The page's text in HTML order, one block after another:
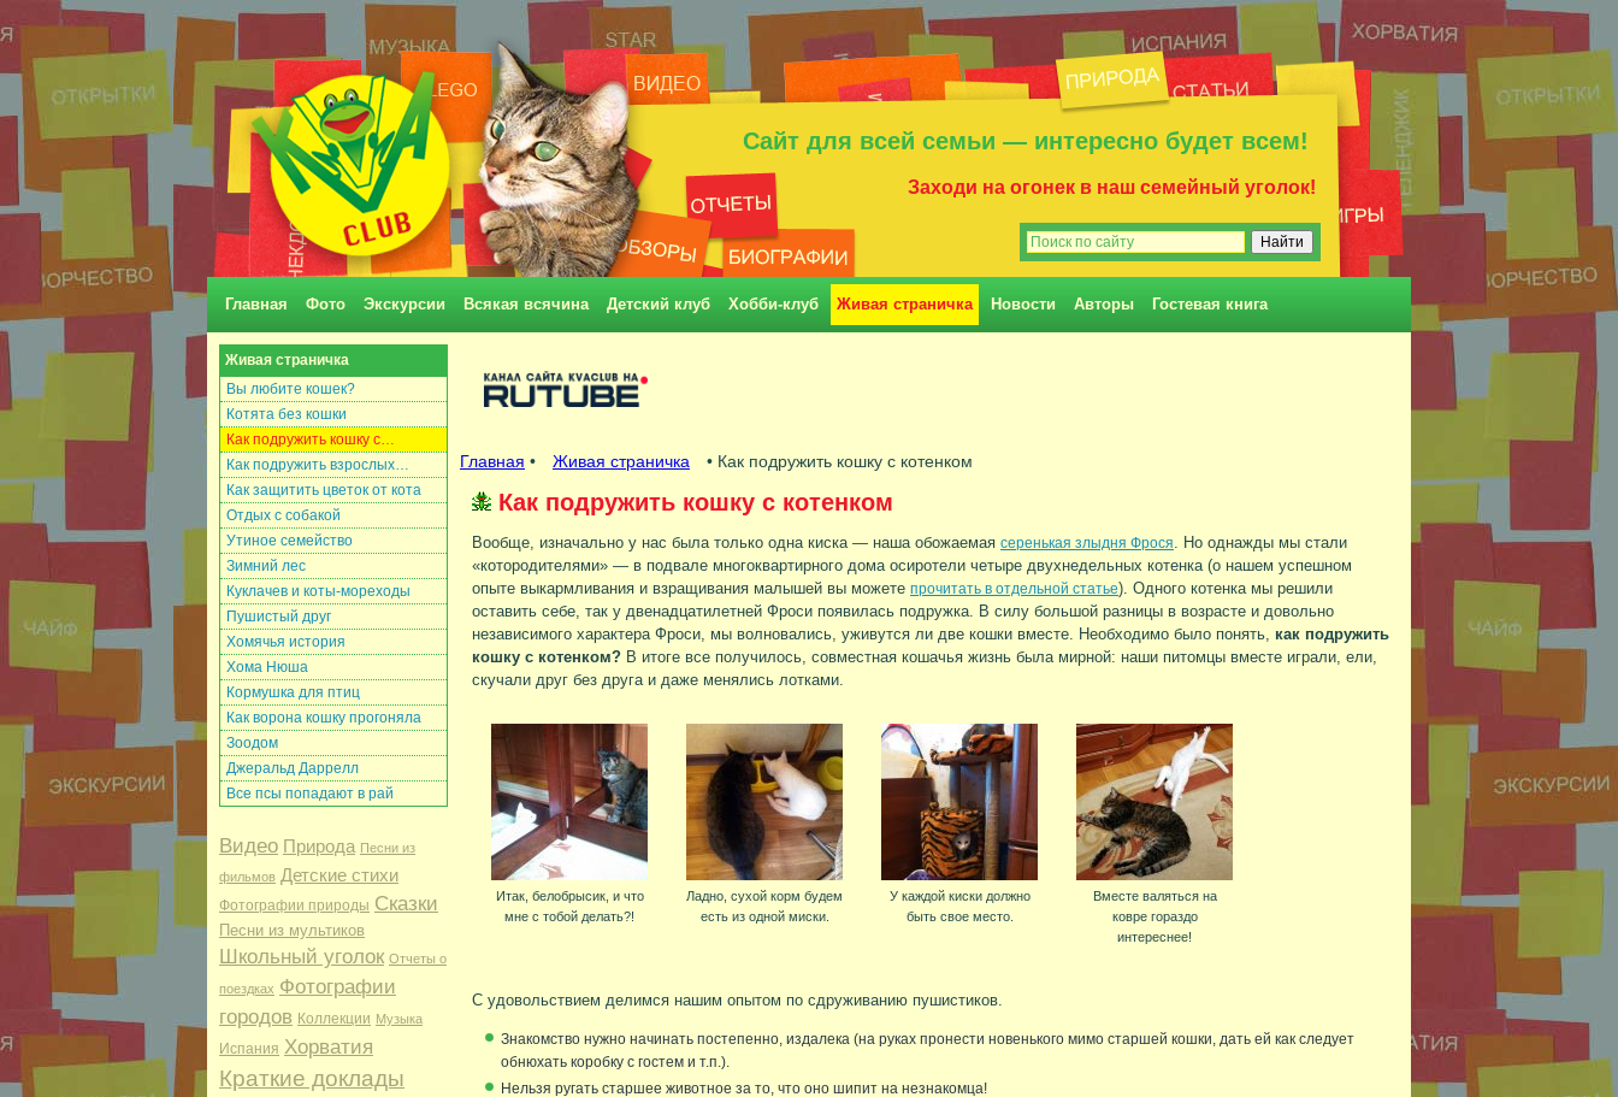
Сайт для всей семьи — интересно будет всем!
Заходи на огонек в наш семейный уголок!
Главная Фото Экскурсии Всякая всячина Детский клуб Хобби-клуб Живая страничка Новости Авторы Гостевая книга
Живая страничка
Вы любите кошек?
Котята без кошки
Как подружить кошку с…
Как подружить взрослых…
Как защитить цветок от кота
Отдых с собакой
Утиное семейство
Зимний лес
Куклачев и коты-мореходы
Пушистый друг
Хомячья история
Хома Нюша
Кормушка для птиц
Как ворона кошку прогоняла
Зоодом
Джеральд Даррелл
Все псы попадают в рай
Видео Природа Песни из
фильмов Детские стихи
Фотографии природы Сказки
Песни из мультиков
Школьный уголок Отчеты о
поездках Фотографии
городов Коллекции Музыка
Испания Хорватия
Краткие доклады
Главная • Живая страничка • Как подружить кошку с котенком
Как подружить кошку с котенком
Вообще, изначально у нас была только одна киска — наша обожаемая серенькая злыдня Фрося. Но однажды мы стали
«котородителями» — в подвале многоквартирного дома осиротели четыре двухнедельных котенка (о нашем успешном
опыте выкармливания и взращивания малышей вы можете прочитать в отдельной статье). Одного котенка мы решили
оставить себе, так у двенадцатилетней Фроси появилась подружка. В силу большой разницы в возрасте и довольно
независимого характера Фроси, мы волновались, уживутся ли две кошки вместе. Необходимо было понять, как подружить
кошку с котенком? В итоге все получилось, совместная кошачья жизнь была мирной: наши питомцы вместе играли, ели,
скучали друг без друга и даже менялись лотками.
Итак, белобрысик, и что
мне с тобой делать?!
Ладно, сухой корм будем
есть из одной миски.
У каждой киски должно
быть свое место.
Вместе валяться на
ковре гораздо
интереснее!
С удовольствием делимся нашим опытом по сдруживанию пушистиков.
Знакомство нужно начинать постепенно, издалека (на руках пронести новенького мимо старшей кошки, дать ей как следует
обнюхать коробку с гостем и т.п.).
Нельзя ругать старшее животное за то, что оно шипит на незнакомца!